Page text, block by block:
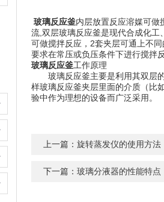
玻璃反应釜内层放置反应溶媒可做
流,双层玻璃反应釜是现代合成化
可做搅拌反应，2套夹层可通上不
要求在常压或负压条件下进行搅拌
玻璃反应釜工作原理
玻璃反应釜主要是利用其双层的
样玻璃反应釜夹层里面的介质（比
验中作为理想的设备而广泛采用。
上一篇： 旋转蒸发仪的使用方法
下一篇： 玻璃分液器的性能特点